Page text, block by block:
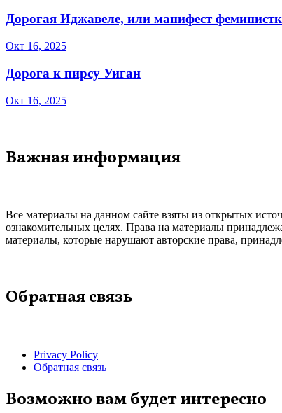
Дорогая Иджавеле, или манифест
Окт 16, 2025
Дорога к пирсу Уиган
Окт 16, 2025
Важная информация
Все материалы на данном сайте взяты из открытых
ознакомительных целях. Права на материалы
материалы, которые нарушают авторские права,
Обратная связь
Privacy Policy
Обратная связь
Возможно вам будет интересно